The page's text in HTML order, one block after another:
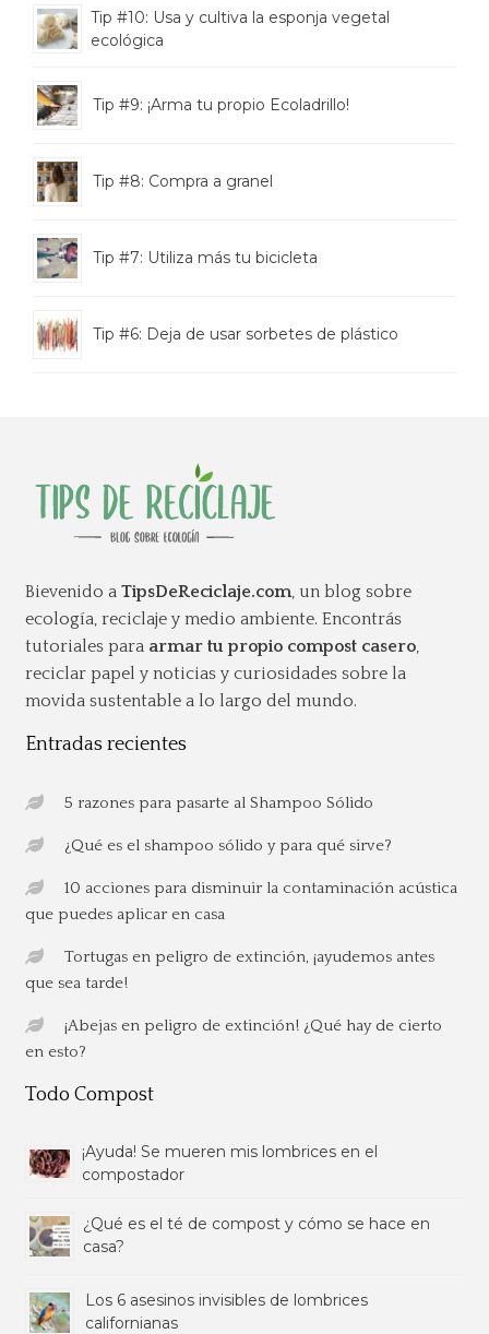
Tip #10: Usa y cultiva la esponja vegetal
ecológica
Tip #9: ¡Arma tu propio Ecoladrillo!
Tip #8: Compra a granel
Tip #7: Utiliza más tu bicicleta
Tip #6: Deja de usar sorbetes de plástico
Bievenido a TipsDeReciclaje.com, un blog sobre
ecología, reciclaje y medio ambiente. Encontrás
tutoriales para armar tu propio compost casero,
reciclar papel y noticias y curiosidades sobre la
movida sustentable a lo largo del mundo.
Entradas recientes
5 razones para pasarte al Shampoo Sólido
¿Qué es el shampoo sólido y para qué sirve?
10 acciones para disminuir la contaminación acústica
que puedes aplicar en casa
Tortugas en peligro de extinción, ¡ayudemos antes
que sea tarde!
¡Abejas en peligro de extinción! ¿Qué hay de cierto
en esto?
Todo Compost
¡Ayuda! Se mueren mis lombrices en el
compostador
¿Qué es el té de compost y cómo se hace en
casa?
Los 6 asesinos invisibles de lombrices
californianas